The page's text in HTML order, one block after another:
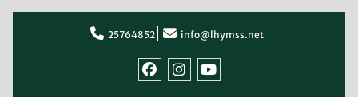
25764852 info@lhymss.net